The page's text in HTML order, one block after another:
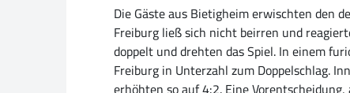
Die Gäste aus Bietigheim erwischten den
Freiburg ließ sich nicht beirren und
doppelt und drehten das Spiel. In einem
Freiburg in Unterzahl zum Doppelschlag.